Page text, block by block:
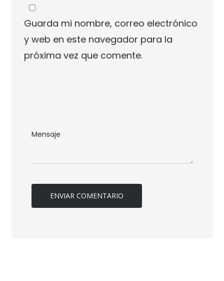
Guarda mi nombre, correo electrónico
y web en este navegador para la
próxima vez que comente.